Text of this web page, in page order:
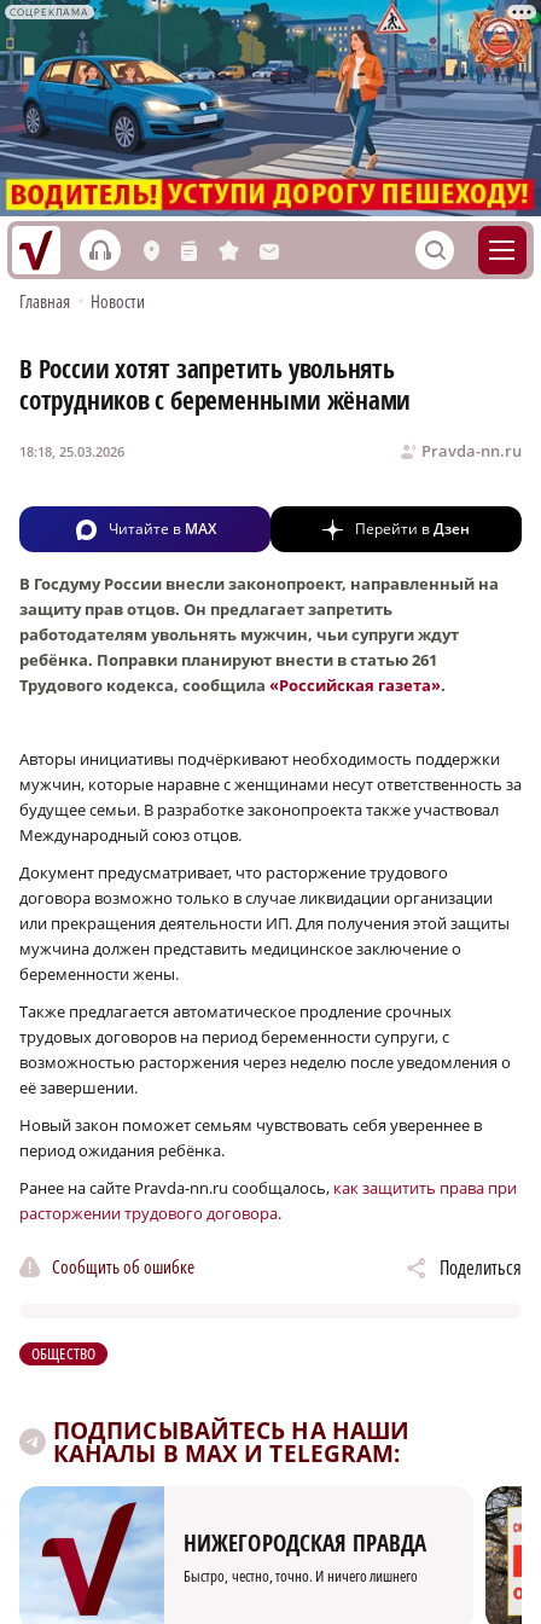
СОЦРЕКЛАМА
h L n s M S
Главная • Новости
В России хотят запретить увольнять
сотрудников с беременными жёнами
Pravda-nn.ru
18:18, 25.03.2026
Читайте в MAX Перейти вДзен
В Госдуму России внесли законопроект, направленный на
защиту прав отцов. Он предлагает запретить
работодателям увольнять мужчин, чьи супруги ждут
ребёнка. Поправки планируют внести в статью 261
Трудового кодекса, сообщила «Российская газета».
Авторы инициативы подчёркивают необходимость поддержки
мужчин, которые наравне с женщинами несут ответственность за
будущее семьи. В разработке законопроекта также участвовал
Международный союз отцов.
Документ предусматривает, что расторжение трудового
договора возможно только в случае ликвидации организации
или прекращения деятельности ИП. Для получения этой защиты
мужчина должен представить медицинское заключение о
беременности жены.
Также предлагается автоматическое продление срочных
трудовых договоров на период беременности супруги, с
возможностью расторжения через неделю после уведомления о
её завершении.
Новый закон поможет семьям чувствовать себя увереннее в
период ожидания ребёнка.
Ранее на сайте Pravda-nn.ru сообщалось, как защитить права при
расторжении трудового договора.
Сообщить об ошибке Поделиться
ОБЩЕСТВО
ПОДПИСЫВАЙТЕСЬ НА НАШИ
КАНАЛЫ В MAX И TELEGRAM:
НИЖЕГОРОДСКАЯ ПРАВДА
Быстро, честно, точно. И ничего лишнего